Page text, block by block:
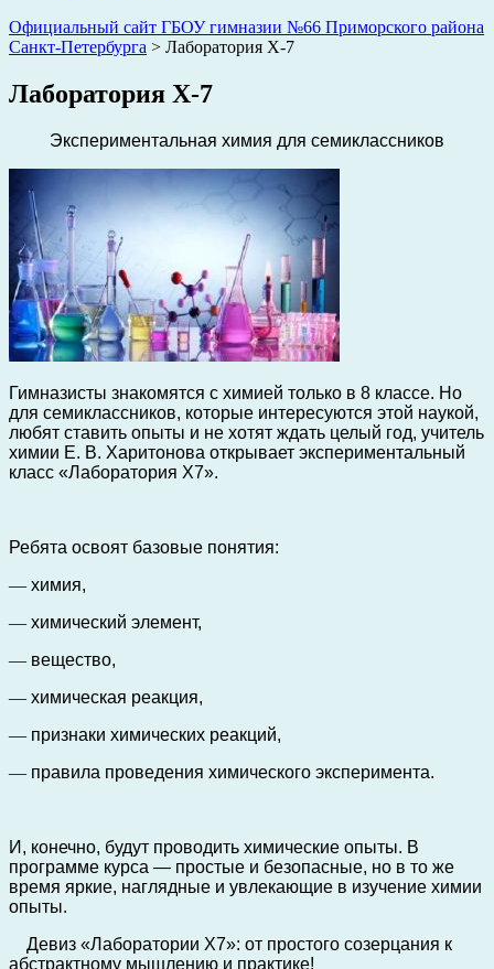
Официальный сайт ГБОУ гимназии №66 Приморского района
Санкт-Петербурга > Лаборатория Х-7
Лаборатория Х-7
Экспериментальная химия для семиклассников
Гимназисты знакомятся с химией только в 8 классе. Но
для семиклассников, которые интересуются этой наукой,
любят ставить опыты и не хотят ждать целый год, учитель
химии Е. В. Харитонова открывает экспериментальный
класс «Лаборатория Х7».
Ребята освоят базовые понятия:
— химия,
— химический элемент,
— вещество,
— химическая реакция,
— признаки химических реакций,
— правила проведения химического эксперимента.
И, конечно, будут проводить химические опыты. В
программе курса — простые и безопасные, но в то же
время яркие, наглядные и увлекающие в изучение химии
опыты.
Девиз «Лаборатории Х7»: от простого созерцания к
абстрактному мышлению и практике!